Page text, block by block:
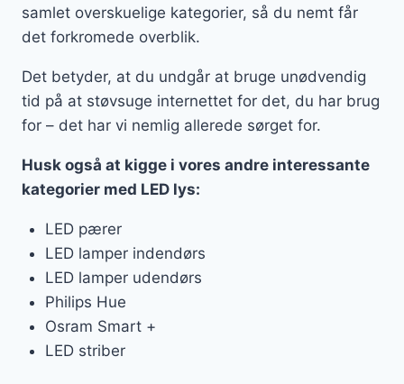
samlet overskuelige kategorier, så du nemt får
det forkromede overblik.
Det betyder, at du undgår at bruge unødvendig
tid på at støvsuge internettet for det, du har brug
for – det har vi nemlig allerede sørget for.
Husk også at kigge i vores andre interessante
kategorier med LED lys:
LED pærer
LED lamper indendørs
LED lamper udendørs
Philips Hue
Osram Smart +
LED striber